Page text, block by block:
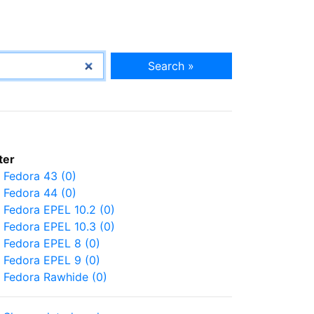
Search »
Fedora 43 (0)
Fedora 44 (0)
Fedora EPEL 10.2 (0)
Fedora EPEL 10.3 (0)
Fedora EPEL 8 (0)
Fedora EPEL 9 (0)
Fedora Rawhide (0)